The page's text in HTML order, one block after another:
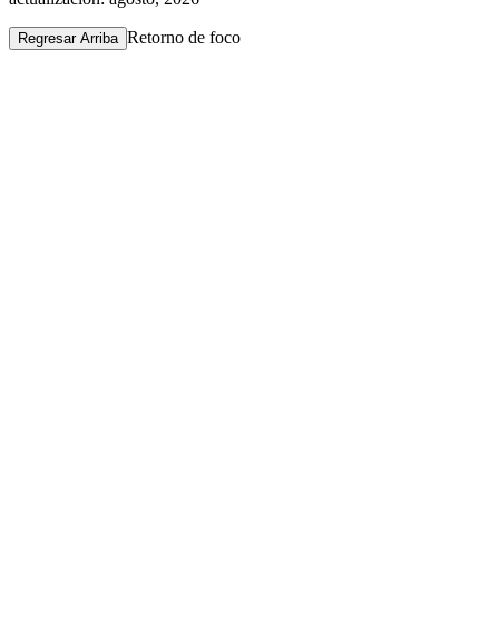
Regresar Arriba Retorno de foco